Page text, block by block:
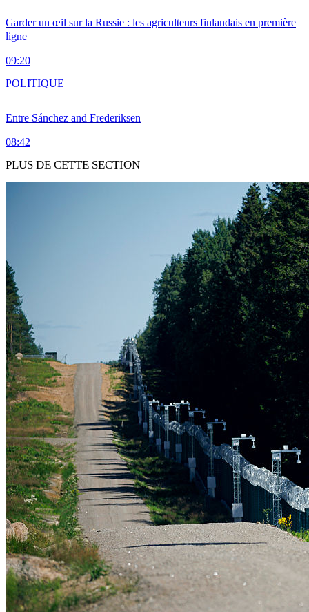
Garder un œil sur la Russie : les agriculteurs finlandais en première
ligne
09:20
Entre Sánchez and Frederiksen
08:42
POLITIQUE
PLUS DE CETTE SECTION